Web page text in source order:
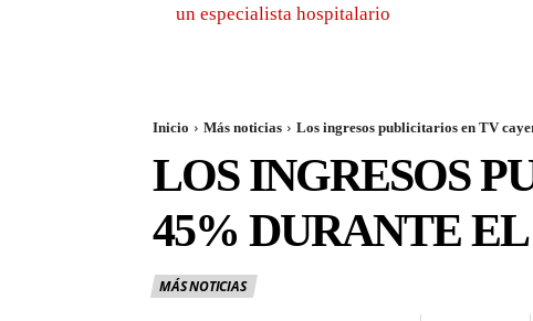
un especialista hospitalario